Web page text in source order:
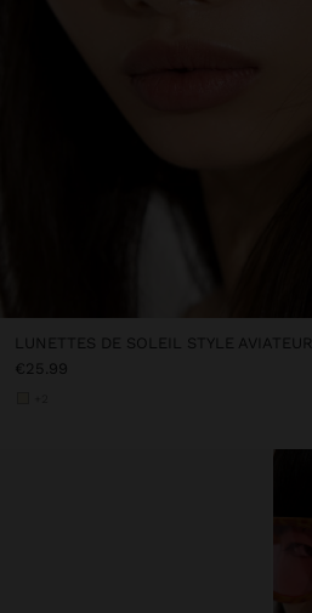
LUNETTES DE SOLEIL STYLE AVIATEUR
€25.99